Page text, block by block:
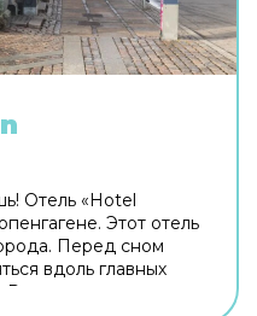
Отель «Hotel
Этот отель
Перед сном
вдоль главных
Рядом с отелем